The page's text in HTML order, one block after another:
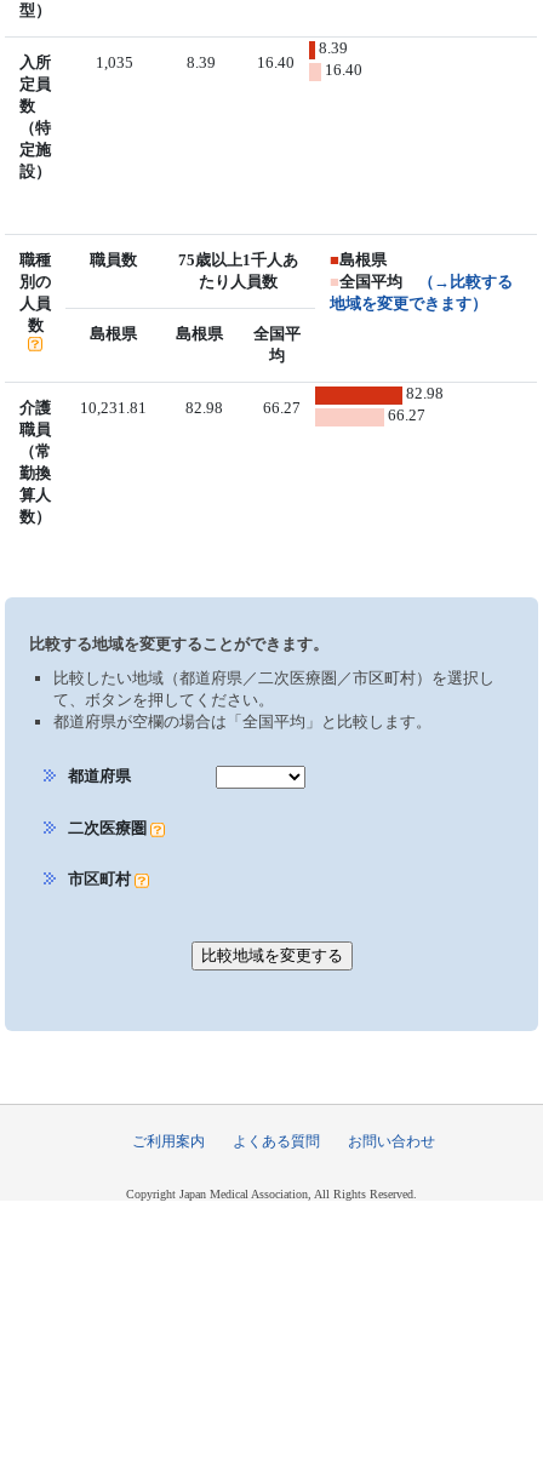
型）
入所
定員
数
（特
定施
設）
1,035 8.39 16.40
8.39
16.40
職種
別の
人員
数
職員数
75歳以上1千人あ
たり人員数
■島根県
■全国平均
（→比較する
地域を変更できます）
島根県
島根県
全国平
均
介護
職員
（常
勤換
算人
数）
10,231.81 82.98 66.27
82.98
66.27
比較する地域を変更することができます。
比較したい地域（都道府県／二次医療圏／市区町村）を選択し
て、ボタンを押してください。
都道府県が空欄の場合は「全国平均」と比較します。
都道府県
二次医療圏
市区町村
ご利用案内 よくある質問 お問い合わせ
Copyright Japan Medical Association, All Rights Reserved.